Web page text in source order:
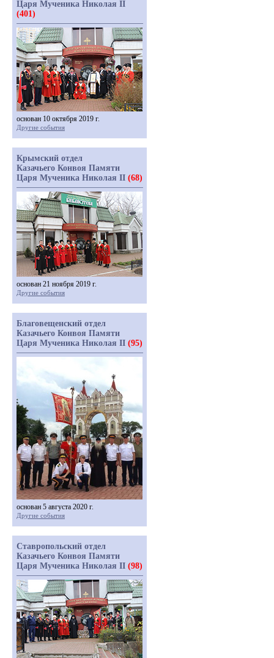
Царя Мученика Николая II
(401)
основан 10 октября 2019 г.
Другие события
Крымский отдел
Казачьего Конвоя Памяти
Царя Мученика Николая II (68)
основан 21 ноября 2019 г.
Другие события
Благовещенский отдел
Казачьего Конвоя Памяти
Царя Мученика Николая II (95)
основан 5 августа 2020 г.
Другие события
Ставропольский отдел
Казачьего Конвоя Памяти
Царя Мученика Николая II (98)